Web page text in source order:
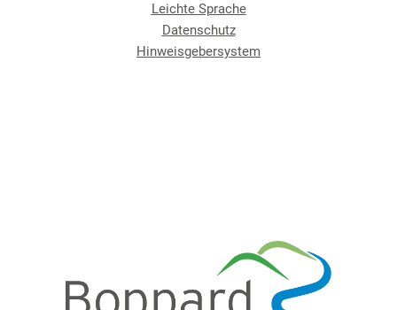
Leichte Sprache
Datenschutz
Hinweisgebersystem